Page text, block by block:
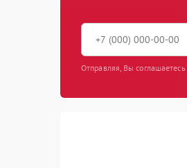
Отправляя, Вы